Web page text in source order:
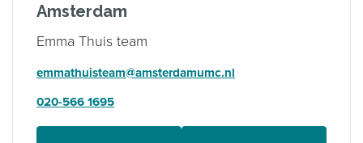
Amsterdam
Emma Thuis team
emmathuisteam@amsterdamumc.nl
020-566 1695